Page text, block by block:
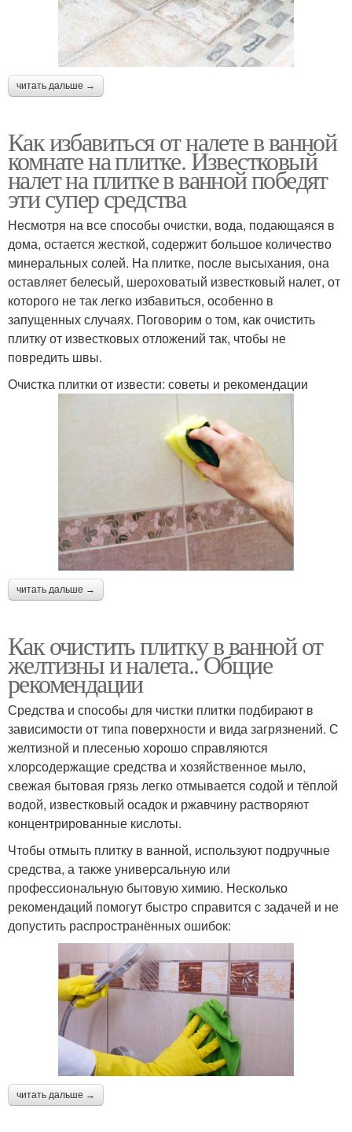
читать дальше →
Как избавиться от налете в ванной
комнате на плитке. Известковый
налет на плитке в ванной победят
эти супер средства
Несмотря на все способы очистки, вода, подающаяся в
дома, остается жесткой, содержит большое количество
минеральных солей. На плитке, после высыхания, она
оставляет белесый, шероховатый известковый налет, от
которого не так легко избавиться, особенно в
запущенных случаях. Поговорим о том, как очистить
плитку от известковых отложений так, чтобы не
повредить швы.
Очистка плитки от извести: советы и рекомендации
читать дальше →
Как очистить плитку в ванной от
желтизны и налета.. Общие
рекомендации
Средства и способы для чистки плитки подбирают в
зависимости от типа поверхности и вида загрязнений. С
желтизной и плесенью хорошо справляются
хлорсодержащие средства и хозяйственное мыло,
свежая бытовая грязь легко отмывается содой и тёплой
водой, известковый осадок и ржавчину растворяют
концентрированные кислоты.
Чтобы отмыть плитку в ванной, используют подручные
средства, а также универсальную или
профессиональную бытовую химию. Несколько
рекомендаций помогут быстро справится с задачей и не
допустить распространённых ошибок:
читать дальше →